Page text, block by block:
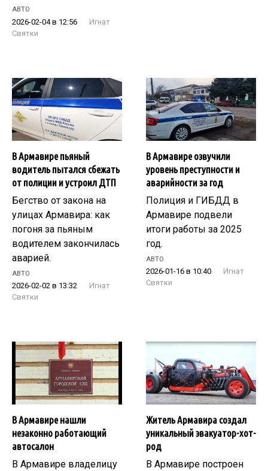
АВТО
2026-02-04 в 12:56
Игнат
Святки
В Армавире пьяный
водитель пытался сбежать
от полиции и устроил ДТП
Бегство от закона на
улицах Армавира: как
погоня за пьяным
водителем закончилась
аварией.
АВТО
2026-02-02 в 13:32
Игнат
Святки
В Армавире озвучили
уровень преступности и
аварийности за год
Полиция и ГИБДД в
Армавире подвели
итоги работы за 2025
год.
АВТО
2026-01-16 в 10:40
Игнат
Святки
В Армавире нашли
незаконно работающий
автосалон
В Армавире владелицу
Житель Армавира создал
уникальный эвакуатор-хот-
род
В Армавире построен